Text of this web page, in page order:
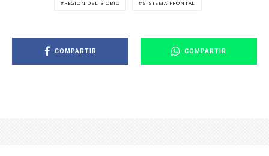
REGIÓN DEL BIOBÍO SISTEMA FRONTAL
COMPARTIR COMPARTIR